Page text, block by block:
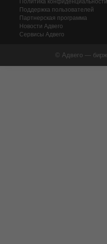
Политика конфиденциальности
Поддержка пользователей
Партнерская программа
Новости Адвего
Сервисы Адвего
© Адвего —